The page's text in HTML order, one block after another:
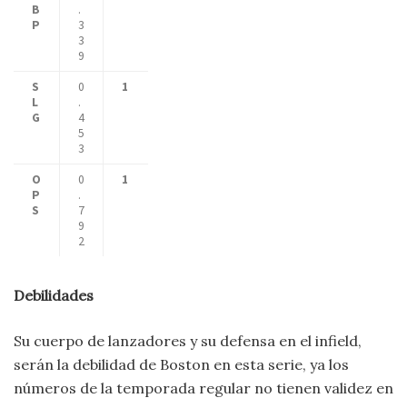
B
P
.
3
3
9
S
L
G
0
.
4
5
3
1
O
P
S
0
.
7
9
2
1
Debilidades
Su cuerpo de lanzadores y su defensa en el infield,
serán la debilidad de Boston en esta serie, ya los
números de la temporada regular no tienen validez en